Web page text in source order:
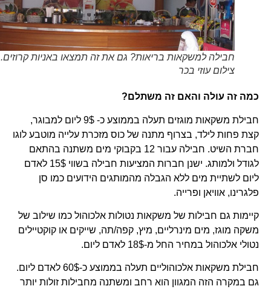
חבילה למשקאות בריאות? גם את זה תמצאו באניות קרוזים.
צילום עוזי בכר
כמה זה עולה והאם זה משתלם?
חבילת משקאות מוגזים תעלה בממוצע כ- 9$ ליום למבוגר,
קצת פחות לילד, בצרוף מתנה של כוס מזכרת עלייה מוטבע לוגו
חברת השיט. חבילה עבור 12 בקבוקי מים משתנה בהתאם
לגודל ולמותג. ישנן חברות המציעות חבילה בשווי 15$ לאדם
ליום לשתיית מים ללא הגבלה מהמותגים הידועים כמו סן
פלגרינו, אוויאן ופרייה.
קיימות גם חבילות של משקאות נטולות אלכוהול כמו שילוב של
משקה מוגז, מים מינרליים, מיץ, קפה/תה, שייקים או קוקטיילים
נטולי אלכוהול במחיר החל מ-18$ לאדם ליום.
חבילת משקאות אלכוהוליים תעלה בממוצע כ-60$ לאדם ליום.
גם במקרה הזה המגוון הוא רחב ומשתנה מחבילות זולות יותר